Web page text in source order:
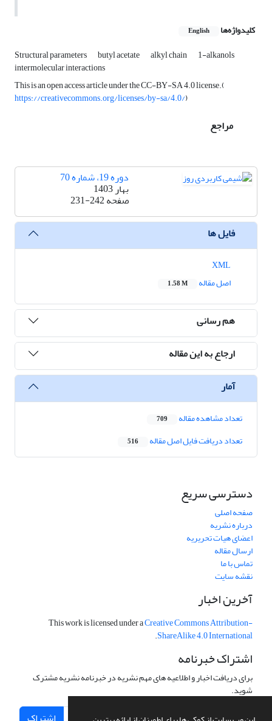
کلیدواژه‌ها English
Structural parameters butyl acetate alkyl chain 1-alkanols
intermolecular interactions
This is an open access article under the CC-BY-SA 4.0 license.(
https://creativecommons.org/licenses/by-sa/4.0/)
مراجع
دوره 19، شماره 70
بهار 1403
صفحه231-242
فایل ها
اصل مقاله
1.58 M
هم رسانی
ارجاع به این مقاله
آمار
تعداد مشاهده مقاله 709
تعداد دریافت فایل اصل مقاله 516
دسترسی سریع
صفحه اصلی
درباره نشریه
اعضای هیات تحریریه
ارسال مقاله
تماس با ما
نقشه سایت
آخرین اخبار
This work is licensed under aCreative Commons Attribution-
ShareAlike 4.0 International
.
اشتراک خبرنامه
برای دریافت اخبار و اطلاعیه های مهم نشریه در خبرنامه نشریه مشترک
شوید.